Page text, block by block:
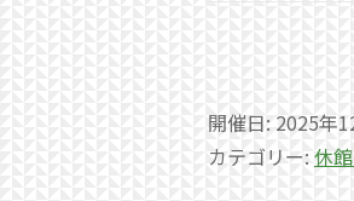
開催日: 2025年
カテゴリー: 休